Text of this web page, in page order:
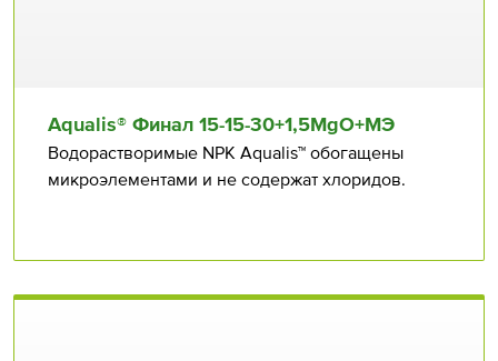
Aqualis® Финал 15⁠⁠-15⁠⁠-30+1,5MgO+МЭ
Водорастворимые NPK Aqualis™ обогащены
микроэлементами и не содержат хлоридов.